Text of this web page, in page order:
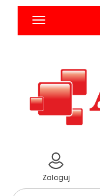
Zaloguj